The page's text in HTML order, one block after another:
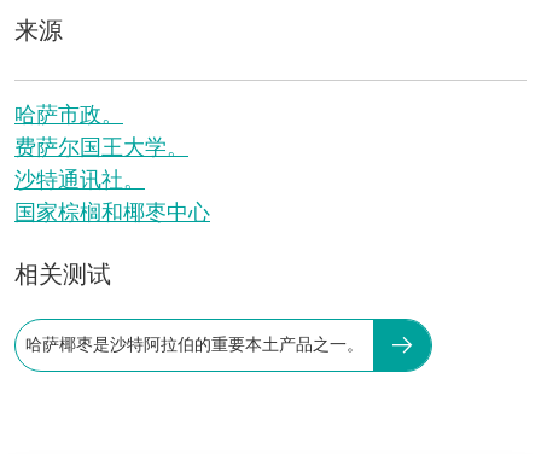
来源
哈萨市政。
费萨尔国王大学。
沙特通讯社。
国家棕榈和椰枣中心
相关测试
哈萨椰枣是沙特阿拉伯的重要本土产品之一。